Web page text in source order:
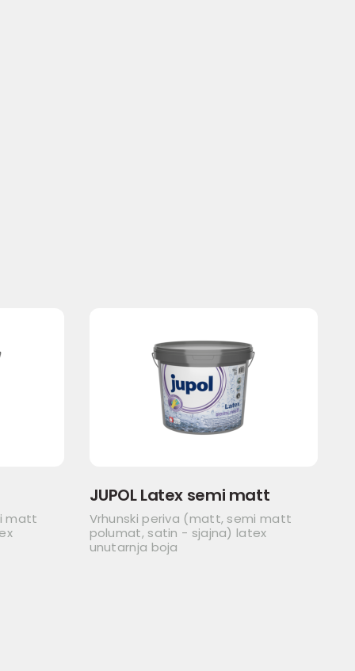
matt
JUPOL Latex semi matt
Vrhunski periva (matt, semi matt
polumat, satin - sjajna) latex
unutarnja boja